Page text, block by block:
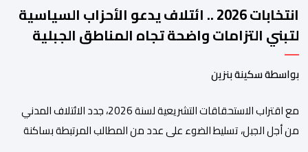
انتخابات 2026 .. ائتلاف يدعو الأحزاب السياسية
لتبني التزامات واضحة تجاه المناطق الجبلية
بواسطة سكينة بنزين
مع اقتراب الاستحقاقات التشريعية لسنة 2026، جدد الائتلاف المدني
من أجل الجبل، تسليط الضوء على عدد من المطالب المرتبطة بساكنة